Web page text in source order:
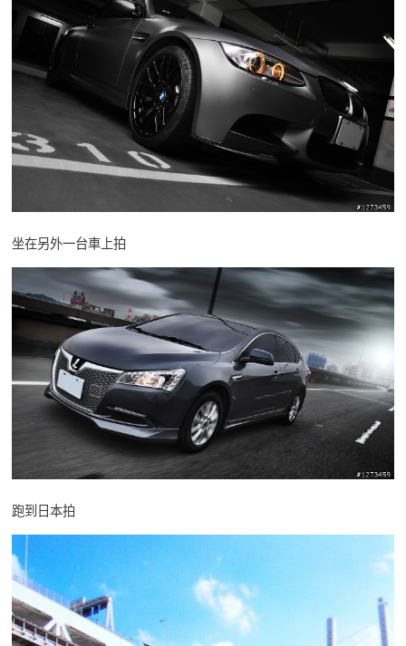
坐在另外一台車上拍
跑到日本拍